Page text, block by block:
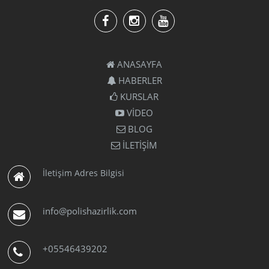
ANASAYFA
HABERLER
KURSLAR
VİDEO
BLOG
İLETİŞİM
İletişim Adres Bilgisi
info@polishazirlik.com
+05546439202